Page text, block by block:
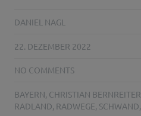
DANIEL NAGL
22. DEZEMBER 2022
NO COMMENTS
BAYERN, CHRISTIAN BERNREITER
RADLAND, RADWEGE, SCHWAND,